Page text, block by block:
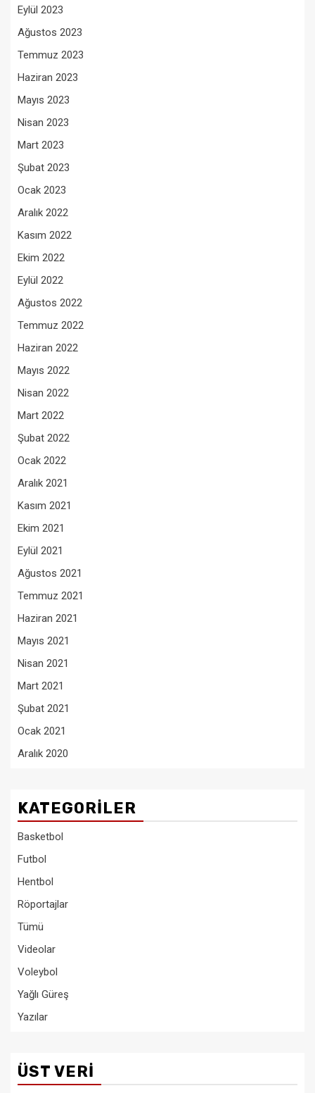
Eylül 2023
Ağustos 2023
Temmuz 2023
Haziran 2023
Mayıs 2023
Nisan 2023
Mart 2023
Şubat 2023
Ocak 2023
Aralık 2022
Kasım 2022
Ekim 2022
Eylül 2022
Ağustos 2022
Temmuz 2022
Haziran 2022
Mayıs 2022
Nisan 2022
Mart 2022
Şubat 2022
Ocak 2022
Aralık 2021
Kasım 2021
Ekim 2021
Eylül 2021
Ağustos 2021
Temmuz 2021
Haziran 2021
Mayıs 2021
Nisan 2021
Mart 2021
Şubat 2021
Ocak 2021
Aralık 2020
KATEGORILER
Basketbol
Futbol
Hentbol
Röportajlar
Tümü
Videolar
Voleybol
Yağlı Güreş
Yazılar
ÜST VERI